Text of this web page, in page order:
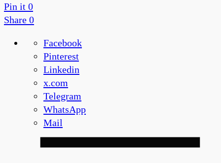
Pin it 0
Share 0
Facebook
Pinterest
Linkedin
x.com
Telegram
WhatsApp
Mail